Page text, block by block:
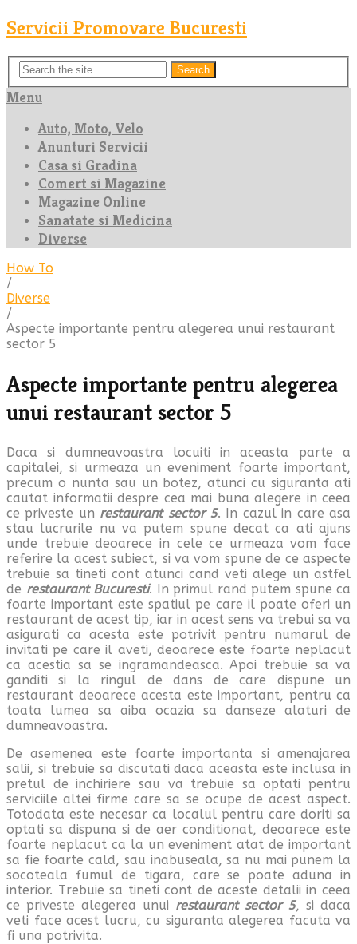
Servicii Promovare Bucuresti
Search
Menu
Auto, Moto, Velo
Anunturi Servicii
Casa si Gradina
Comert si Magazine
Magazine Online
Sanatate si Medicina
Diverse
How To
/
Diverse
/
Aspecte importante pentru alegerea unui restaurant
sector 5
Aspecte importante pentru alegerea
unui restaurant sector 5
Daca si dumneavoastra locuiti in aceasta parte a
capitalei, si urmeaza un eveniment foarte important,
precum o nunta sau un botez, atunci cu siguranta ati
cautat informatii despre cea mai buna alegere in ceea
ce priveste un restaurant sector 5. In cazul in care asa
stau lucrurile nu va putem spune decat ca ati ajuns
unde trebuie deoarece in cele ce urmeaza vom face
referire la acest subiect, si va vom spune de ce aspecte
trebuie sa tineti cont atunci cand veti alege un astfel
de restaurant Bucuresti. In primul rand putem spune ca
foarte important este spatiul pe care il poate oferi un
restaurant de acest tip, iar in acest sens va trebui sa va
asigurati ca acesta este potrivit pentru numarul de
invitati pe care il aveti, deoarece este foarte neplacut
ca acestia sa se ingramandeasca. Apoi trebuie sa va
ganditi si la ringul de dans de care dispune un
restaurant deoarece acesta este important, pentru ca
toata lumea sa aiba ocazia sa danseze alaturi de
dumneavoastra.
De asemenea este foarte importanta si amenajarea
salii, si trebuie sa discutati daca aceasta este inclusa in
pretul de inchiriere sau va trebuie sa optati pentru
serviciile altei firme care sa se ocupe de acest aspect.
Totodata este necesar ca localul pentru care doriti sa
optati sa dispuna si de aer conditionat, deoarece este
foarte neplacut ca la un eveniment atat de important
sa fie foarte cald, sau inabuseala, sa nu mai punem la
socoteala fumul de tigara, care se poate aduna in
interior. Trebuie sa tineti cont de aceste detalii in ceea
ce priveste alegerea unui restaurant sector 5, si daca
veti face acest lucru, cu siguranta alegerea facuta va
fi una potrivita.